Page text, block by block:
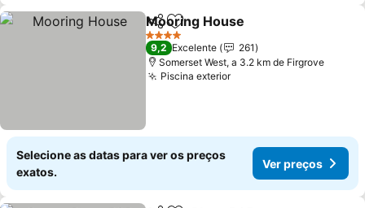
PartilharAdicionar aos favoritos
Mooring House
4 Estrelas
9,2 Excelente
261
Somerset West, a 3.2 km de Firgrove
Piscina exterior
Selecione as datas para ver os preços
exatos.
Ver preços